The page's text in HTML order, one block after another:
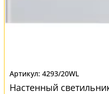
4293/20WL
Настенный